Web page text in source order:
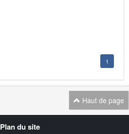
1
Haut de page
Plan du site